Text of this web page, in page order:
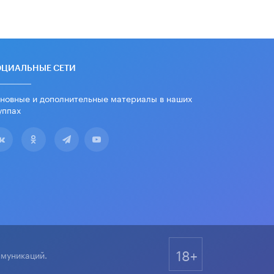
СЕТИ
и дополнительные материалы в наших
18+